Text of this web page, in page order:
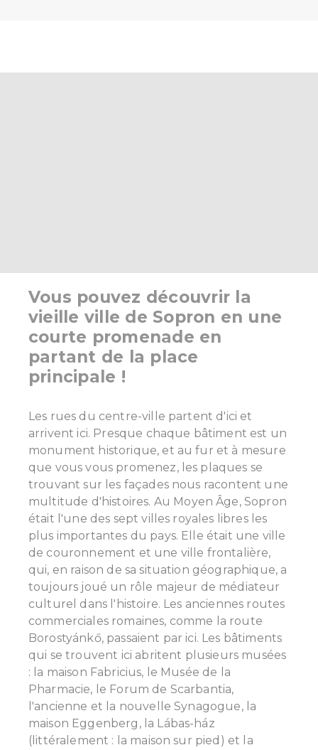
Vous pouvez découvrir la
vieille ville de Sopron en une
courte promenade en
partant de la place
principale !
Les rues du centre-ville partent d'ici et
arrivent ici. Presque chaque bâtiment est un
monument historique, et au fur et à mesure
que vous vous promenez, les plaques se
trouvant sur les façades nous racontent une
multitude d'histoires. Au Moyen Âge, Sopron
était l'une des sept villes royales libres les
plus importantes du pays. Elle était une ville
de couronnement et une ville frontalière,
qui, en raison de sa situation géographique, a
toujours joué un rôle majeur de médiateur
culturel dans l'histoire. Les anciennes routes
commerciales romaines, comme la route
Borostyánkő, passaient par ici. Les bâtiments
qui se trouvent ici abritent plusieurs musées
: la maison Fabricius, le Musée de la
Pharmacie, le Forum de Scarbantia,
l'ancienne et la nouvelle Synagogue, la
maison Eggenberg, la Lábas-ház
(littéralement : la maison sur pied) et la